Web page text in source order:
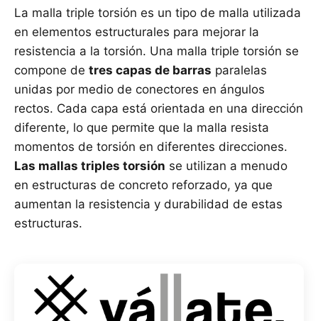
La malla triple torsión es un tipo de malla utilizada
en elementos estructurales para mejorar la
resistencia a la torsión. Una malla triple torsión se
compone de tres capas de barras paralelas
unidas por medio de conectores en ángulos
rectos. Cada capa está orientada en una dirección
diferente, lo que permite que la malla resista
momentos de torsión en diferentes direcciones.
Las mallas triples torsión se utilizan a menudo
en estructuras de concreto reforzado, ya que
aumentan la resistencia y durabilidad de estas
estructuras.